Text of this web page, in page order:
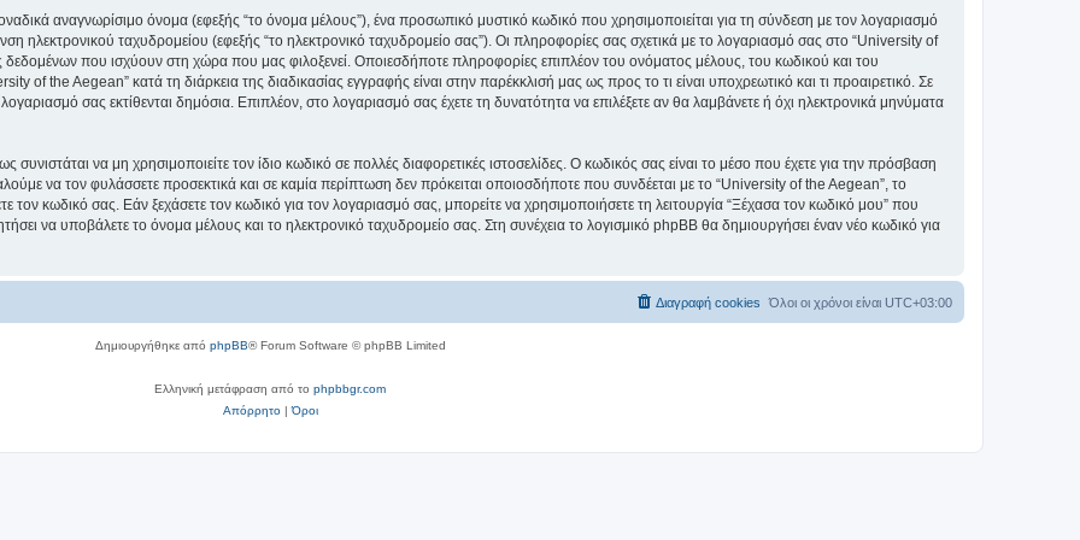
αναγνωρίσιμο όνομα (εφεξής “το όνομα μέλους”), ένα προσωπικό μυστικό κωδικό που χρησιμοποιείται για τη σύνδεση με τον λογαριασμό
ηλεκτρονικού ταχυδρομείου (εφεξής “το ηλεκτρονικό ταχυδρομείο σας”). Οι πληροφορίες σας σχετικά με το λογαριασμό σας στο “University of
που ισχύουν στη χώρα που μας φιλοξενεί. Οποιεσδήποτε πληροφορίες επιπλέον του ονόματος μέλους, του κωδικού και του
of the Aegean” κατά τη διάρκεια της διαδικασίας εγγραφής είναι στην παρέκκλισή μας ως προς το τι είναι υποχρεωτικό και τι προαιρετικό. Σε
σας εκτίθενται δημόσια. Επιπλέον, στο λογαριασμό σας έχετε τη δυνατότητα να επιλέξετε αν θα λαμβάνετε ή όχι ηλεκτρονικά μηνύματα
να μη χρησιμοποιείτε τον ίδιο κωδικό σε πολλές διαφορετικές ιστοσελίδες. Ο κωδικός σας είναι το μέσο που έχετε για την πρόσβαση
να τον φυλάσσετε προσεκτικά και σε καμία περίπτωση δεν πρόκειται οποιοσδήποτε που συνδέεται με το “University of the Aegean”, το
κωδικό σας. Εάν ξεχάσετε τον κωδικό για τον λογαριασμό σας, μπορείτε να χρησιμοποιήσετε τη λειτουργία “Ξέχασα τον κωδικό μου” που
να υποβάλετε το όνομα μέλους και το ηλεκτρονικό ταχυδρομείο σας. Στη συνέχεια το λογισμικό phpBB θα δημιουργήσει έναν νέο κωδικό για
Όλοι οι χρόνοι είναι UTC+03:00
Διαγραφή cookies
Δημιουργήθηκε από phpBB® Forum Software © phpBB Limited
Ελληνική μετάφραση από το phpbbgr.com
Απόρρητο|Όροι